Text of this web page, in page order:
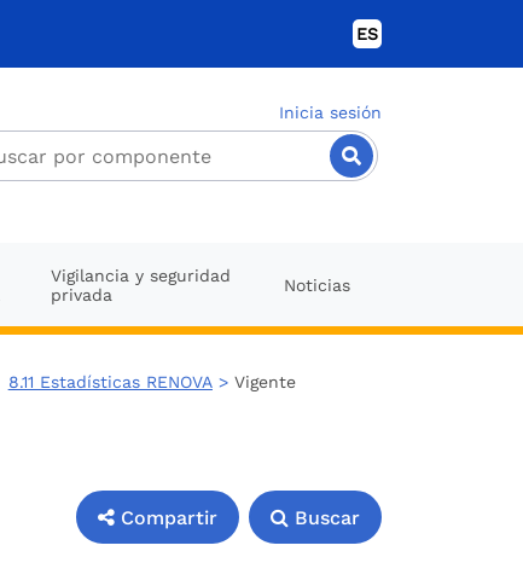
ES
Inicia sesión
Vigilancia y seguridad
privada
Noticias
8.11 Estadísticas RENOVA> Vigente
Compartir Buscar